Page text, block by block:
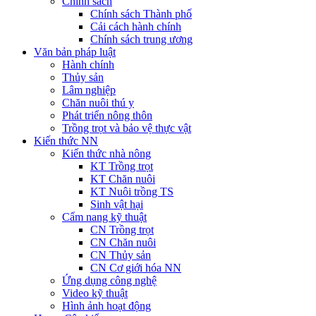
Chính sách Thành phố
Cải cách hành chính
Chính sách trung ương
Văn bản pháp luật
Hành chính
Thủy sản
Lâm nghiệp
Chăn nuôi thú y
Phát triển nông thôn
Trồng trọt và bảo vệ thực vật
Kiến thức NN
Kiến thức nhà nông
KT Trồng trọt
KT Chăn nuôi
KT Nuôi trồng TS
Sinh vật hại
Cẩm nang kỹ thuật
CN Trồng trọt
CN Chăn nuôi
CN Thủy sản
CN Cơ giới hóa NN
Ứng dụng công nghệ
Video kỹ thuật
Hình ảnh hoạt động